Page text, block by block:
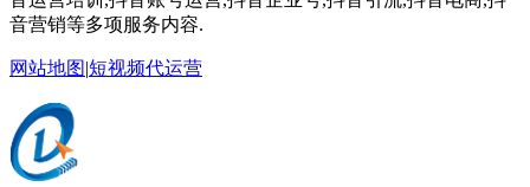
音营销等多项服务内容.
网站地图|短视频代运营